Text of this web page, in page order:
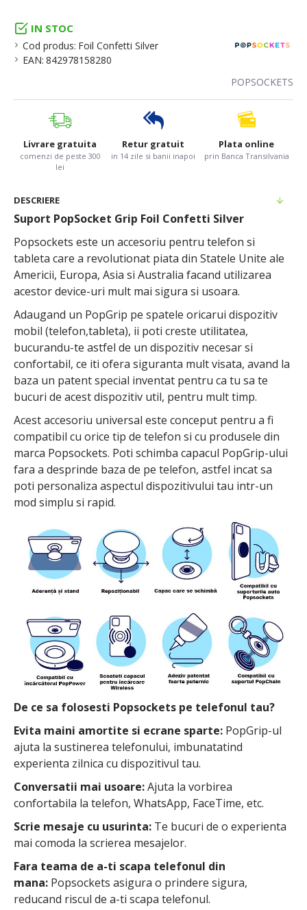
IN STOC
Cod produs: Foil Confetti Silver
EAN: 842978158280
POPSOCKETS
Livrare gratuita
comenzi de peste 300
lei
Retur gratuit
in 14 zile si banii inapoi
Plata online
prin Banca Transilvania
DESCRIERE
Suport PopSocket Grip Foil Confetti Silver
Popsockets este un accesoriu pentru telefon si
tableta care a revolutionat piata din Statele Unite ale
Americii, Europa, Asia si Australia facand utilizarea
acestor device-uri mult mai sigura si usoara.
Adaugand un PopGrip pe spatele oricarui dispozitiv
mobil (telefon,tableta), ii poti creste utilitatea,
bucurandu-te astfel de un dispozitiv necesar si
confortabil, ce iti ofera siguranta mult visata, avand la
baza un patent special inventat pentru ca tu sa te
bucuri de acest dispozitiv util, pentru mult timp.
Acest accesoriu universal este conceput pentru a fi
compatibil cu orice tip de telefon si cu produsele din
marca Popsockets. Poti schimba capacul PopGrip-ului
fara a desprinde baza de pe telefon, astfel incat sa
poti personaliza aspectul dispozitivului tau intr-un
mod simplu si rapid.
De ce sa folosesti Popsockets pe telefonul tau?
Evita maini amortite si ecrane sparte: PopGrip-ul
ajuta la sustinerea telefonului, imbunatatind
experienta zilnica cu dispozitivul tau.
Conversatii mai usoare:Ajuta la vorbirea
confortabila la telefon, WhatsApp, FaceTime, etc.
Scrie mesaje cu usurinta: Te bucuri de o experienta
mai comoda la scrierea mesajelor.
Fara teama de a-ti scapa telefonul din
mana: Popsockets asigura o prindere sigura,
reducand riscul de a-ti scapa telefonul.